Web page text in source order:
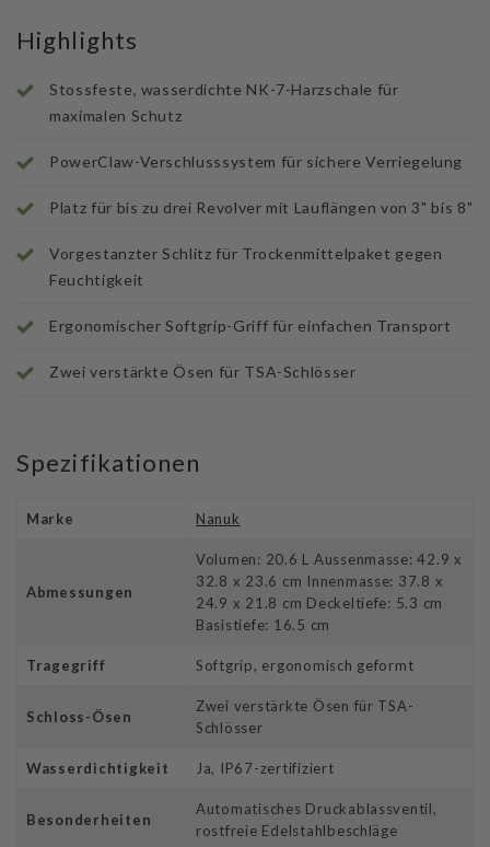
Highlights
Stossfeste, wasserdichte NK-7-Harzschale für
maximalen Schutz
PowerClaw-Verschlusssystem für sichere Verriegelung
Platz für bis zu drei Revolver mit Lauflängen von 3" bis 8"
Vorgestanzter Schlitz für Trockenmittelpaket gegen
Feuchtigkeit
Ergonomischer Softgrip-Griff für einfachen Transport
Zwei verstärkte Ösen für TSA-Schlösser
Spezifikationen
Marke Nanuk
Abmessungen
Volumen: 20.6 L Aussenmasse: 42.9 x
32.8 x 23.6 cm Innenmasse: 37.8 x
24.9 x 21.8 cm Deckeltiefe: 5.3 cm
Basistiefe: 16.5 cm
Tragegriff Softgrip, ergonomisch geformt
Schloss-Ösen
Zwei verstärkte Ösen für TSA-
Schlösser
Wasserdichtigkeit Ja, IP67-zertifiziert
Besonderheiten
Automatisches Druckablassventil,
rostfreie Edelstahlbeschläge